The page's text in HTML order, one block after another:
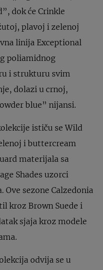
dok će Crinkle
plavoj i zelenoj
linija Exceptional
poliamidnog
i strukturu svim
dolazi u crnoj,
blue” nijansi.
ističu se Wild
i buttercream
materijala sa
Shades uzorci
sezone Calzedonia
kroz Brown Suede i
sjaja kroz modele
odvija se u